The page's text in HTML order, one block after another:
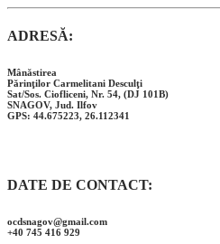
ADRESĂ:
Mânăstirea
Părinţilor Carmelitani Desculţi
Sat/Sos. Ciofliceni, Nr. 54, (DJ 101B)
SNAGOV, Jud. Ilfov
GPS: 44.675223, 26.112341
DATE DE CONTACT:
ocdsnagov@gmail.com
+40 745 416 929